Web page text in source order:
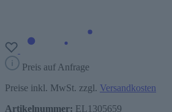
Preis auf Anfrage
Preise inkl. MwSt. zzgl. Versandkosten
Artikelnummer: EL1305659